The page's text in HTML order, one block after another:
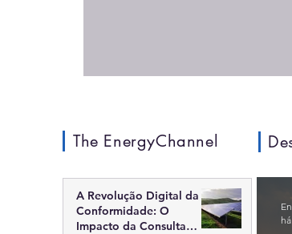
The EnergyChannel
A Revolução Digital da
Conformidade: O
Impacto da Consulta